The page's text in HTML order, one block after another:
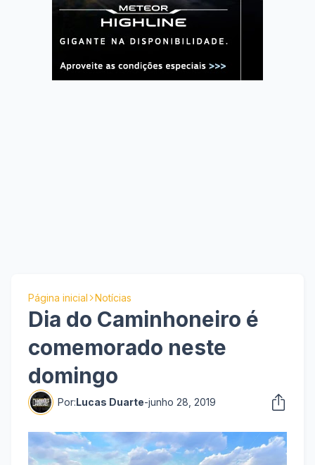
Página inicial Notícias
Dia do Caminhoneiro é
comemorado neste
domingo
Por:Lucas Duarte-junho 28, 2019